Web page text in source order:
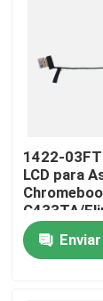
Inicio
Sobre
1422-
LCD para
C433TA/